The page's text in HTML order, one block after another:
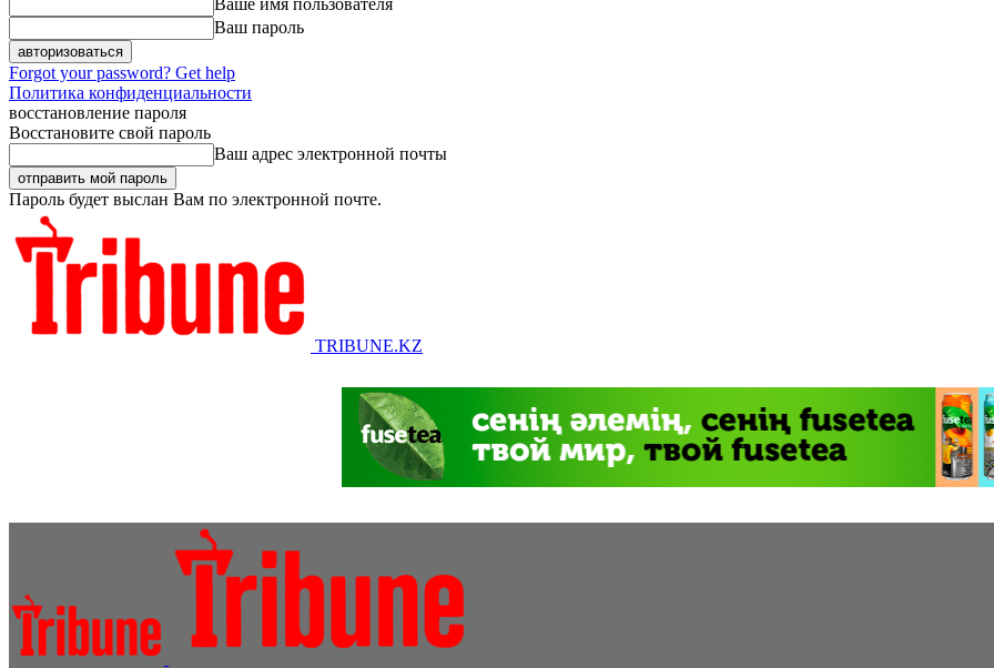
Ваше имя пользователя
Ваш пароль
Forgot your password? Get help
Политика конфиденциальности
восстановление пароля
Восстановите свой пароль
Ваш адрес электронной почты
Пароль будет выслан Вам по электронной почте.
TRIBUNE.KZ